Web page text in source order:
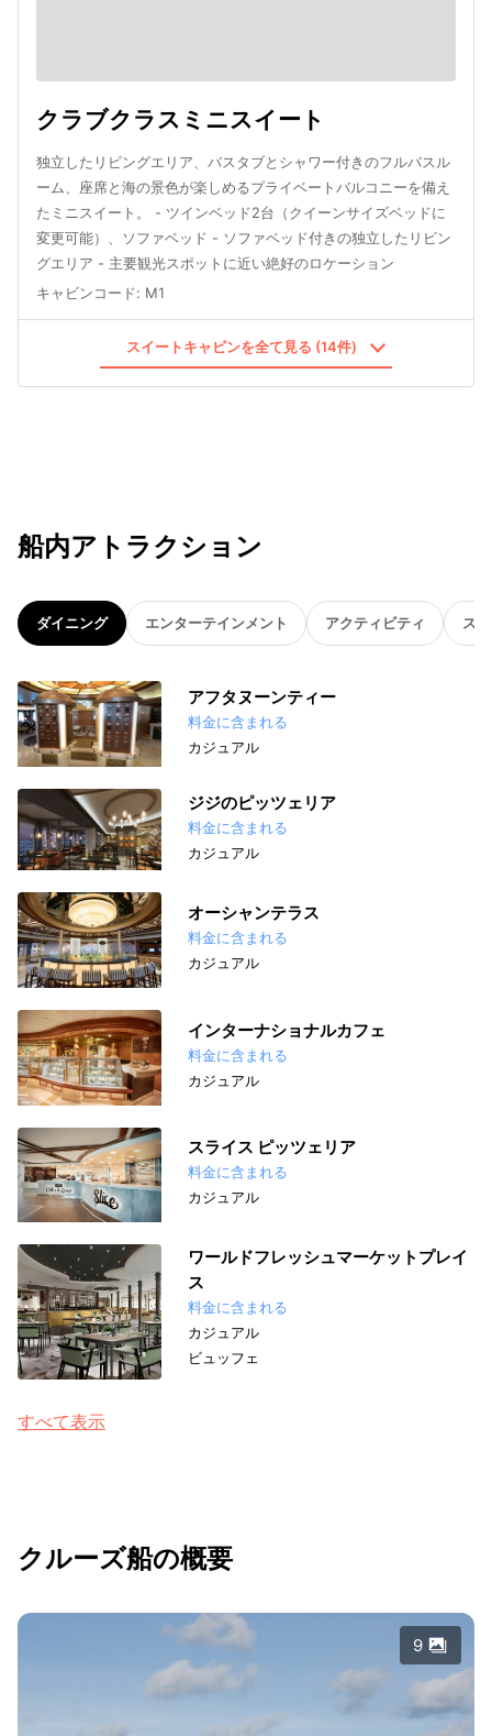
クラブクラスミニスイート
独立したリビングエリア、バスタブとシャワー付きのフルバスル
ーム、座席と海の景色が楽しめるプライベートバルコニーを備え
たミニスイート。 - ツインベッド2台（クイーンサイズベッドに
変更可能）、ソファベッド - ソファベッド付きの独立したリビン
グエリア - 主要観光スポットに近い絶好のロケーション
キャビンコード: M1
スイートキャビンを全て見る (14件)
船内アトラクション
ダイニング エンターテインメント アクティビティ ス
アフタヌーンティー
料金に含まれる
カジュアル
ジジのピッツェリア
料金に含まれる
カジュアル
オーシャンテラス
料金に含まれる
カジュアル
インターナショナルカフェ
料金に含まれる
カジュアル
スライス ピッツェリア
料金に含まれる
カジュアル
ワールドフレッシュマーケットプレイ
ス
料金に含まれる
カジュアル
ビュッフェ
すべて表示
クルーズ船の概要
9